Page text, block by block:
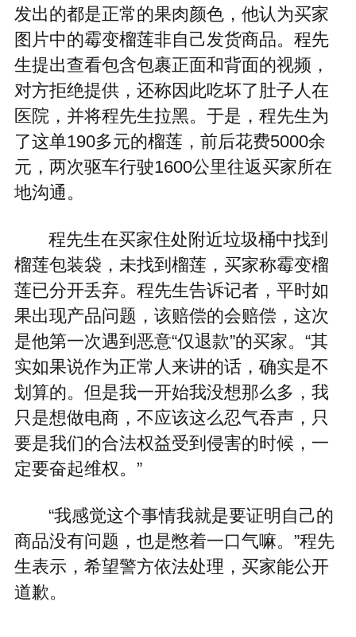
发出的都是正常的果肉颜色，他认为买家
图片中的霉变榴莲非自己发货商品。程先
生提出查看包含包裹正面和背面的视频，
对方拒绝提供，还称因此吃坏了肚子人在
医院，并将程先生拉黑。于是，程先生为
了这单190多元的榴莲，前后花费5000余
元，两次驱车行驶1600公里往返买家所在
地沟通。
程先生在买家住处附近垃圾桶中找到
榴莲包装袋，未找到榴莲，买家称霉变榴
莲已分开丢弃。程先生告诉记者，平时如
果出现产品问题，该赔偿的会赔偿，这次
是他第一次遇到恶意“仅退款”的买家。“其
实如果说作为正常人来讲的话，确实是不
划算的。但是我一开始我没想那么多，我
只是想做电商，不应该这么忍气吞声，只
要是我们的合法权益受到侵害的时候，一
定要奋起维权。”
“我感觉这个事情我就是要证明自己的
商品没有问题，也是憋着一口气嘛。”程先
生表示，希望警方依法处理，买家能公开
道歉。